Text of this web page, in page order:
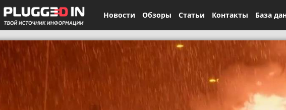
Новости Обзоры Статьи Контакты База